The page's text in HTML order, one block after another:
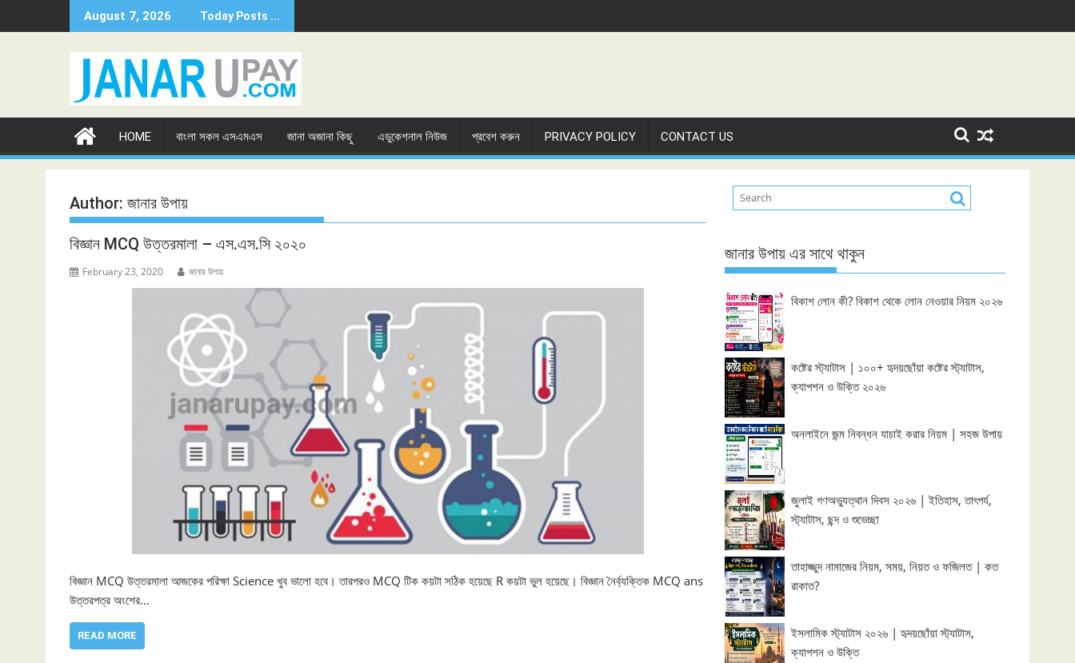
to
August 7, 2026 Today Posts ...
HOME বাংলা সকল এসএমএস জানা অজানা কিছু এডুকেশনাল নিউজ প্রবেশ করুন PRIVACY POLICY CONTACT US
Author: জানার উপায়
বিজ্ঞান MCQ উত্তরমালা – এস.এস.সি ২০২০
February 23, 2020 জানার উপায়
বিজ্ঞান MCQ উত্তরমালা আজকের পরিক্ষা Science খুব ভালো হবে। তারপরও MCQ টিক কয়টা সঠিক হয়েছে R কয়টা ভুল হয়েছে। বিজ্ঞান নৈর্ব্যক্তিক MCQ ans
উত্তরপত্র অংশের…
READ MORE
জানার উপায় এর সাথে থাকুন
বিকাশ লোন কী? বিকাশ থেকে লোন নেওয়ার নিয়ম ২০২৬
কষ্টের স্ট্যাটাস | ১০০+ হৃদয়ছোঁয়া কষ্টের স্ট্যাটাস,
ক্যাপশন ও উক্তি ২০২৬
অনলাইনে জন্ম নিবন্ধন যাচাই করার নিয়ম | সহজ উপায়
জুলাই গণঅভ্যুত্থান দিবস ২০২৬ | ইতিহাস, তাৎপর্য,
স্ট্যাটাস, ছন্দ ও শুভেচ্ছা
তাহাজ্জুদ নামাজের নিয়ম, সময়, নিয়ত ও ফজিলত | কত
রাকাত?
ইসলামিক স্ট্যাটাস ২০২৬ | হৃদয়ছোঁয়া স্ট্যাটাস,
ক্যাপশন ও উক্তি